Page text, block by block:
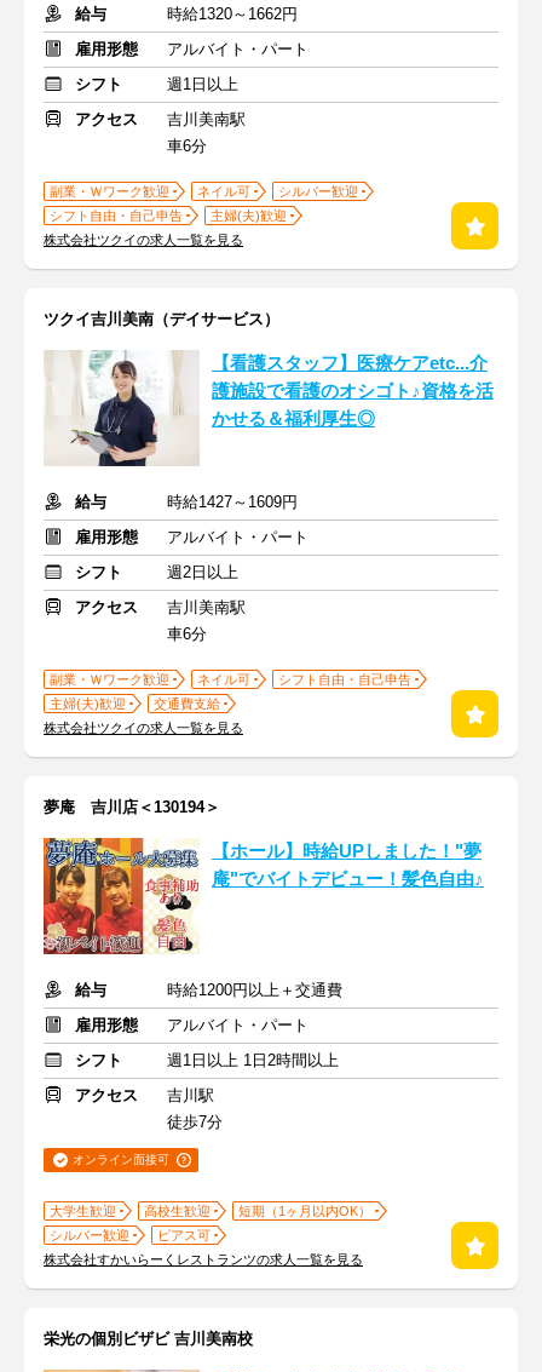
給与
時給1320～1662円
雇用形態
アルバイト・パート
シフト
週1日以上
アクセス
吉川美南駅
車6分
副業・Ｗワーク歓迎 ネイル可
シルバー歓迎
シフト自由・自己申告
主婦(夫)歓迎
株式会社ツクイの求人一覧を見る
ツクイ吉川美南（デイサービス）
【看護スタッフ】医療ケアetc...介
護施設で看護のオシゴト♪資格を活
かせる＆福利厚生◎
給与
時給1427～1609円
雇用形態
アルバイト・パート
シフト
週2日以上
アクセス
吉川美南駅
車6分
副業・Ｗワーク歓迎 ネイル可
シフト自由・自己申告
主婦(夫)歓迎
交通費支給
株式会社ツクイの求人一覧を見る
夢庵 吉川店＜130194＞
【ホール】時給UPしました！"夢
庵"でバイトデビュー！髪色自由♪
給与
時給1200円以上＋交通費
雇用形態
アルバイト・パート
シフト
週1日以上 1日2時間以上
アクセス
吉川駅
徒歩7分
オンライン面接可
大学生歓迎 高校生歓迎
短期（1ヶ月以内OK）
シルバー歓迎
ピアス可
株式会社すかいらーくレストランツの求人一覧を見る
栄光の個別ビザビ 吉川美南校